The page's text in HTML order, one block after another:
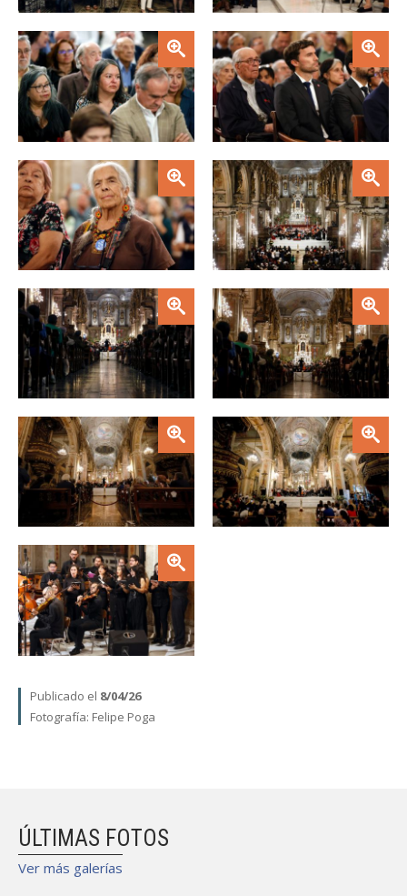
Zoom Zoom
Zoom Zoom
Zoom Zoom
Zoom Zoom
Zoom
Publicado el 8/04/26
Fotografía: Felipe Poga
ÚLTIMAS FOTOS
Ver más galerías